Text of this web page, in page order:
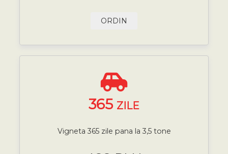
ORDIN
365 ZILE
Vigneta 365 zile pana la 3,5 tone